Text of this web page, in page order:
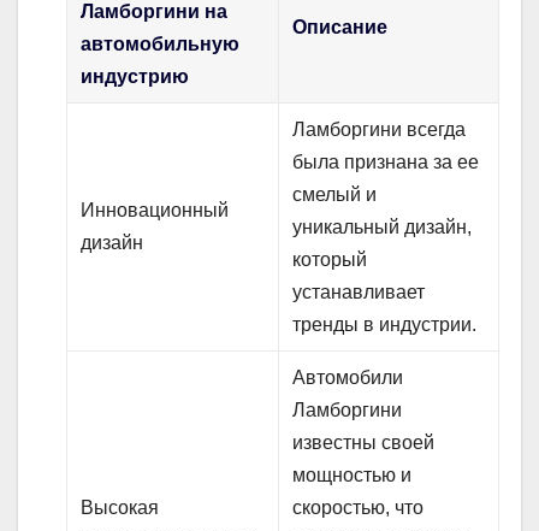
Ламборгини на
автомобильную
индустрию
Описание
Инновационный
дизайн
Ламборгини всегда
была признана за ее
смелый и
уникальный дизайн,
который
устанавливает
тренды в индустрии.
Высокая
Автомобили
Ламборгини
известны своей
мощностью и
скоростью, что